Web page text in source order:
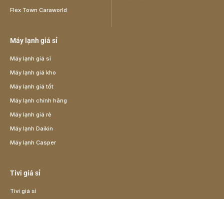
Flex Town Caraworld
Máy lạnh giá sỉ
Máy lạnh giá sỉ
Máy lạnh giá kho
Máy lạnh giá tốt
Máy lạnh chính hãng
Máy lạnh giá rẻ
Máy lạnh Daikin
Máy lạnh Casper
Tivi giá sỉ
Tivi giá sỉ